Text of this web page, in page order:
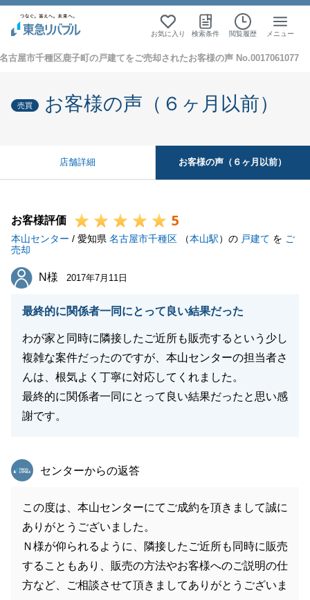
お気に入り 検索条件 閲覧履歴 メニュー
古屋市千種区鹿子町の戸建てをご売却されたお客様の声 No.0017061077
売買 お客様の声（６ヶ月以前）
店舗詳細 お客様の声（６ヶ月以前）
お客様評価 5
本山センター / 愛知県 名古屋市千種区 （本山駅）の 戸建て を ご
売却
N様
N様 2017年7月11日
最終的に関係者一同にとって良い結果だった
わが家と同時に隣接したご近所も販売するという少し
複雑な案件だったのですが、本山センターの担当者さ
んは、根気よく丁寧に対応してくれました。
最終的に関係者一同にとって良い結果だったと思い感
謝です。
東急リバブル
センターからの返答
この度は、本山センターにてご成約を頂きまして誠に
ありがとうございました。
Ｎ様が仰られるように、隣接したご近所も同時に販売
することもあり、販売の方法やお客様へのご説明の仕
方など、ご相談させて頂きましてありがとうございま